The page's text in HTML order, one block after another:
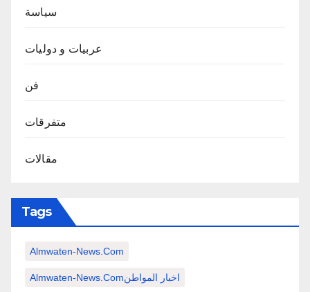
سياسة
عربيات و دوليات
فن
متفرقات
مقالات
Tags
Almwaten-News.com
Almwaten-News.comاخبار المواطن